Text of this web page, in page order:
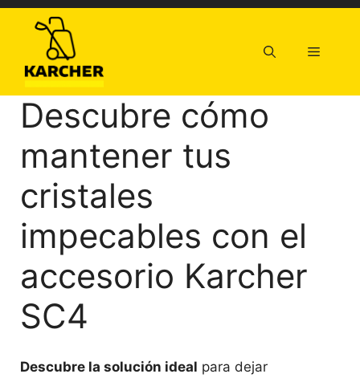
Saltar
contenido
Menú
Descubre cómo
mantener tus
cristales
impecables con el
accesorio Karcher
SC4
Descubre la solución ideal para dejar